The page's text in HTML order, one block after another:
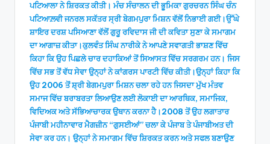
ਪਟਿਆਲਾ ਨੇ ਸ਼ਿਰਕਤ ਕੀਤੀ। ਮੰਚ ਸੰਚਾਲਨ ਦੀ ਭੂਮਿਕਾ ਗੁਰਚਰਨ ਸਿੰਘ ਚੰਨ
ਪਟਿਆਲ਼ਵੀ ਜਨਰਲ ਸਕੱਤਰ ਸ੍ਰੀ ਬੇਗਮਪੁਰਾ ਮਿਸ਼ਨ ਵੱਲੋਂ ਨਿਭਾਈ ਗਈ।ਉੱਘੇ
ਸ਼ਾਇਰ ਦਰਸ਼ ਪਸਿਆਣਾ ਵੱਲੋਂ ਗੁਰੂ ਰਵਿਦਾਸ ਜੀ ਦੀ ਕਵਿਤਾ ਸੁਣਾ ਕੇ ਸਮਾਗਮ
ਦਾ ਆਗਾਜ਼ ਕੀਤਾ।ਕੁਲਵੰਤ ਸਿੰਘ ਨਾਰੀਕੇ ਨੇ ਆਪਣੇ ਸਵਾਗਤੀ ਭਾਸ਼ਣ ਵਿੱਚ
ਕਿਹਾ ਕਿ ਉਹ ਪਿਛਲੇ ਚਾਰ ਦਹਾਕਿਆਂ ਤੋਂ ਸਿਆਸਤ ਵਿੱਚ ਸਰਗਰਮ ਹਨ। ਜਿਸ
ਵਿੱਚ ਸਭ ਤੋਂ ਵੱਧ ਸੇਵਾ ਉਨ੍ਹਾਂ ਨੇ ਕਾਂਗਰਸ ਪਾਰਟੀ ਵਿੱਚ ਕੀਤੀ।ਉਨ੍ਹਾਂ ਕਿਹਾ ਕਿ
ਉਹ 2006 ਤੋਂ ਸ਼੍ਰੀ ਬੇਗਮਪੁਰਾ ਮਿਸ਼ਨ ਚਲਾ ਰਹੇ ਹਨ ਜਿਸਦਾ ਮੁੱਖ ਮੰਤਵ
ਸਮਾਜ ਵਿੱਚ ਬਰਾਬਰਤਾ ਲਿਆਉਣ ਲਈ ਲੋਕਾਈ ਦਾ ਆਰਥਿਕ, ਸਮਾਜਿਕ,
ਵਿਦਿਅਕ ਅਤੇ ਸੱਭਿਆਚਾਰਕ ਉਥਾਨ ਕਰਨਾ ਹੈ।2008 ਤੋਂ ਉਹ ਲਗਾਤਾਰ
ਪੰਜਾਬੀ ਮਹੀਨਾਵਾਰ ਮੈਗਜ਼ੀਨ “ਗੁਸਈਆਂ” ਚਲਾ ਕੇ ਪੰਜਾਬ ਤੇ ਪੰਜਾਬੀਅਤ ਦੀ
ਸੇਵਾ ਕਰ ਹਨ। ਉਨ੍ਹਾਂ ਨੇ ਸਮਾਗਮ ਵਿੱਚ ਸ਼ਿਰਕਤ ਕਰਨ ਅਤੇ ਸਫਲ ਬਣਾਉਣ